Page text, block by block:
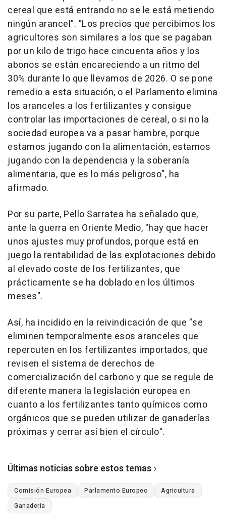
cereal que está entrando no se le está metiendo
ningún arancel". "Los precios que percibimos los
agricultores son similares a los que se pagaban
por un kilo de trigo hace cincuenta años y los
abonos se están encareciendo a un ritmo del
30% durante lo que llevamos de 2026. O se pone
remedio a esta situación, o el Parlamento elimina
los aranceles a los fertilizantes y consigue
controlar las importaciones de cereal, o si no la
sociedad europea va a pasar hambre, porque
estamos jugando con la alimentación, estamos
jugando con la dependencia y la soberanía
alimentaria, que es lo más peligroso", ha
afirmado.
Por su parte, Pello Sarratea ha señalado que,
ante la guerra en Oriente Medio, "hay que hacer
unos ajustes muy profundos, porque está en
juego la rentabilidad de las explotaciones debido
al elevado coste de los fertilizantes, que
prácticamente se ha doblado en los últimos
meses".
Así, ha incidido en la reivindicación de que "se
eliminen temporalmente esos aranceles que
repercuten en los fertilizantes importados, que
revisen el sistema de derechos de
comercialización del carbono y que se regule de
diferente manera la legislación europea en
cuanto a los fertilizantes tanto químicos como
orgánicos que se pueden utilizar de ganaderías
próximas y cerrar así bien el círculo".
Últimas noticias sobre estos temas
Comisión Europea Parlamento Europeo
Agricultura
Ganadería